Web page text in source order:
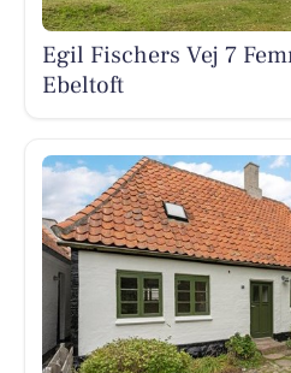
Egil Fischers Vej 7
Ebeltoft